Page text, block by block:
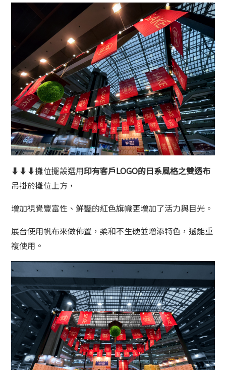
⬇⬇⬇攤位擺設選用印有客戶LOGO的日系風格之雙透布
吊掛於攤位上方，
增加視覺豐富性、鮮豔的紅色旗幟更增加了活力與目光。
展台使用帆布來做佈置，柔和不生硬並增添特色，還能重
複使用。